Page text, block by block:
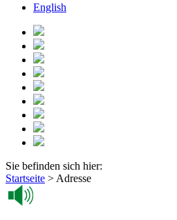
English
Sie befinden sich hier:
Startseite > Adresse